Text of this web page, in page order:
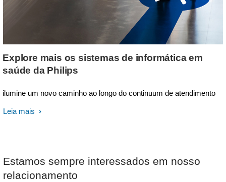
Explore mais os sistemas de informática em
saúde da Philips
ilumine um novo caminho ao longo do continuum de atendimento
Leia mais
Estamos sempre interessados em nosso
relacionamento